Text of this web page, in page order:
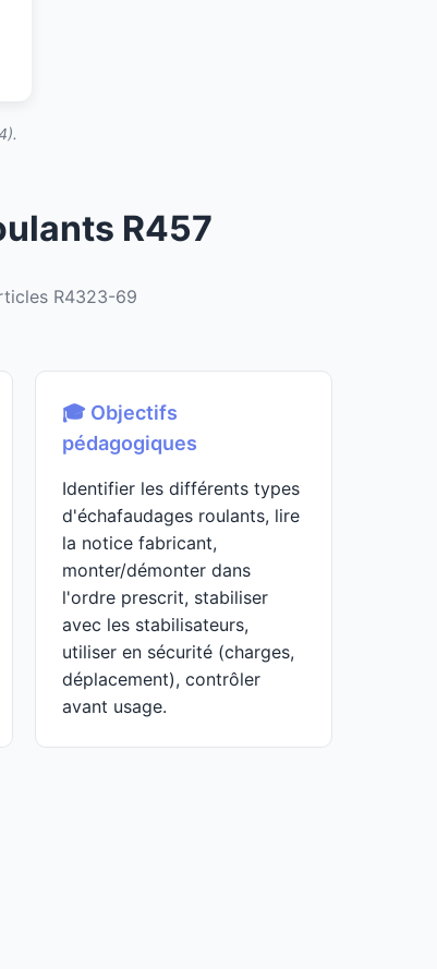
R457
R4323-69
🎓 Objectifs
pédagogiques
Identifier les différents types
d'échafaudages roulants, lire
la notice fabricant,
monter/démonter dans
l'ordre prescrit, stabiliser
avec les stabilisateurs,
utiliser en sécurité (charges,
déplacement), contrôler
avant usage.